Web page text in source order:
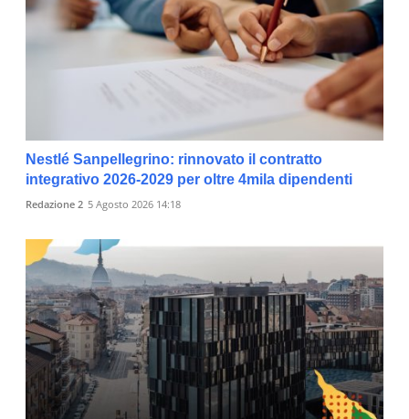
Nestlé Sanpellegrino: rinnovato il contratto
integrativo 2026-2029 per oltre 4mila dipendenti
Redazione 2 5 Agosto 2026 14:18